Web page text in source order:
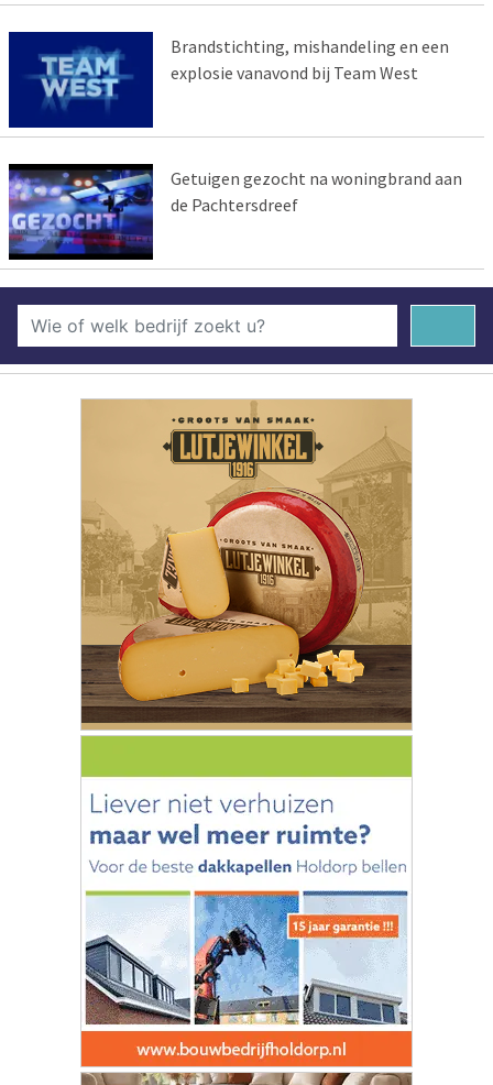
Brandstichting, mishandeling en een
explosie vanavond bij Team West
Getuigen gezocht na woningbrand aan
de Pachtersdreef